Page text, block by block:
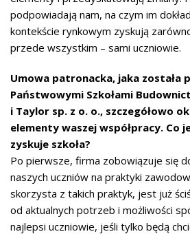
podpowiadają nam, na czym im
kontekście rynkowym zyskują
przede wszystkim – sami uczniowie.
Umowa patronacka, jaka została
Państwowymi Szkołami
i Taylor sp. z o. o., szczegółowo
elementy waszej współpracy. Co
zyskuje szkoła?
Po pierwsze, firma zobowiązuje się
naszych uczniów na praktyki
skorzysta z takich praktyk, jest już
od aktualnych potrzeb i możliwości
najlepsi uczniowie, jeśli tylko będą